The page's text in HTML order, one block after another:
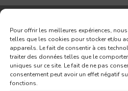
Pour offrir les meilleures expériences,
telles que les cookies pour stocker et/ou
appareils. Le fait de consentir à ces
traiter des données telles que le
uniques sur ce site. Le fait de ne pas
consentement peut avoir un effet négatif
fonctions.
Abonnez-vous à